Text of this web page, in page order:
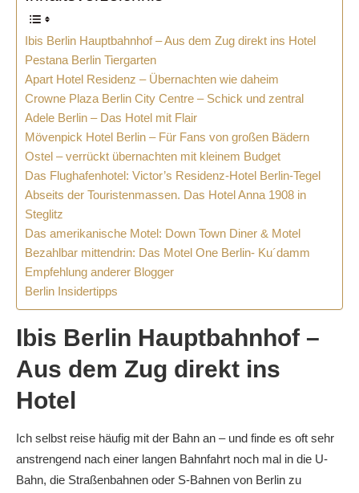
Ibis Berlin Hauptbahnhof – Aus dem Zug direkt ins Hotel
Pestana Berlin Tiergarten
Apart Hotel Residenz – Übernachten wie daheim
Crowne Plaza Berlin City Centre – Schick und zentral
Adele Berlin – Das Hotel mit Flair
Mövenpick Hotel Berlin – Für Fans von großen Bädern
Ostel – verrückt übernachten mit kleinem Budget
Das Flughafenhotel: Victor’s Residenz-Hotel Berlin-Tegel
Abseits der Touristenmassen. Das Hotel Anna 1908 in
Steglitz
Das amerikanische Motel: Down Town Diner & Motel
Bezahlbar mittendrin: Das Motel One Berlin- Ku´damm
Empfehlung anderer Blogger
Berlin Insidertipps
Ibis Berlin Hauptbahnhof –
Aus dem Zug direkt ins
Hotel
Ich selbst reise häufig mit der Bahn an – und finde es oft sehr
anstrengend nach einer langen Bahnfahrt noch mal in die U-
Bahn, die Straßenbahnen oder S-Bahnen von Berlin zu